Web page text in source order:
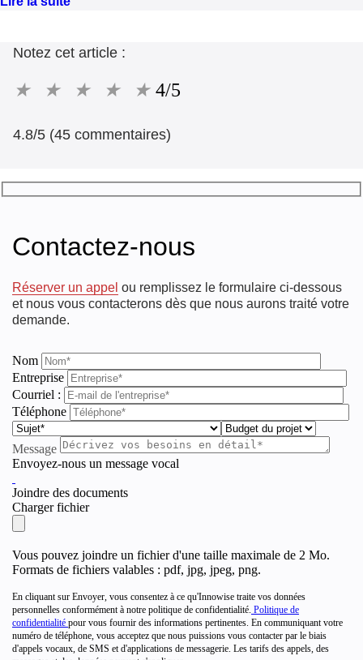
Notez cet article :
★ ★ ★ ★ ★ 4/5
4.8/5 (45 commentaires)
Contactez-nous
Réserver un appel ou remplissez le formulaire ci-dessous
et nous vous contacterons dès que nous aurons traité votre
demande.
Nom
Entreprise
Courriel :
Téléphone
Message
Envoyez-nous un message vocal
Joindre des documents
Charger fichier
Vous pouvez joindre un fichier d'une taille maximale de 2 Mo.
Formats de fichiers valables : pdf, jpg, jpeg, png.
En cliquant sur Envoyer, vous consentez à ce qu'Innowise traite vos données
personnelles conformément à notre politique de confidentialité. Politique de
confidentialité pour vous fournir des informations pertinentes. En communiquant votre
numéro de téléphone, vous acceptez que nous puissions vous contacter par le biais
d'appels vocaux, de SMS et d'applications de messagerie. Les tarifs des appels, des